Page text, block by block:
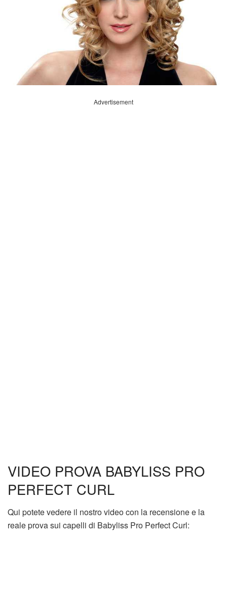
Advertisement
VIDEO PROVA BABYLISS PRO
PERFECT CURL
Qui potete vedere il nostro video con la recensione e la
reale prova sui capelli di Babyliss Pro Perfect Curl: